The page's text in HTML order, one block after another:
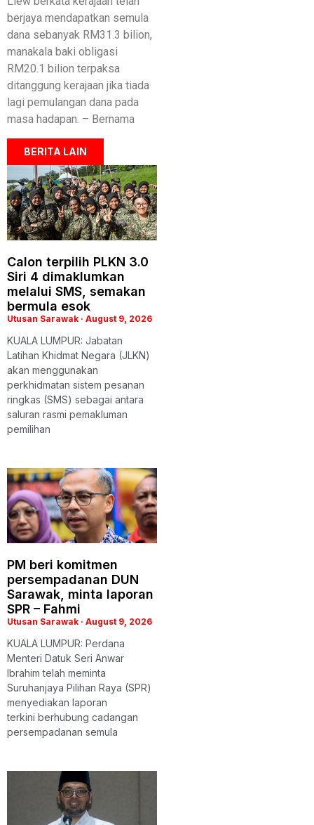
berjaya mendapatkan semula
dana sebanyak RM31.3 bilion,
manakala baki obligasi
RM20.1 bilion terpaksa
ditanggung kerajaan jika tiada
lagi pemulangan dana pada
masa hadapan. – Bernama
BERITA LAIN
Calon terpilih PLKN 3.0
Siri 4 dimaklumkan
melalui SMS, semakan
bermula esok
Utusan Sarawak August 9, 2026
KUALA LUMPUR: Jabatan
Latihan Khidmat Negara (JLKN)
akan menggunakan
perkhidmatan sistem pesanan
ringkas (SMS) sebagai antara
saluran rasmi pemakluman
pemilihan
PM beri komitmen
persempadanan DUN
Sarawak, minta laporan
SPR – Fahmi
Utusan Sarawak August 9, 2026
KUALA LUMPUR: Perdana
Menteri Datuk Seri Anwar
Ibrahim telah meminta
Suruhanjaya Pilihan Raya (SPR)
menyediakan laporan
terkini berhubung cadangan
persempadanan semula